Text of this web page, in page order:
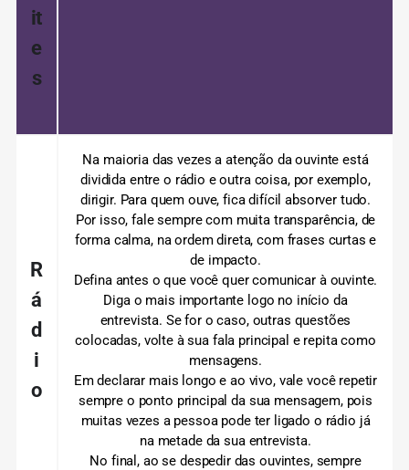
it
e
s
R
á
d
i
o
Na maioria das vezes a atenção da ouvinte está
dividida entre o rádio e outra coisa, por exemplo,
dirigir. Para quem ouve, fica difícil absorver tudo.
Por isso, fale sempre com muita transparência, de
forma calma, na ordem direta, com frases curtas e
de impacto.
Defina antes o que você quer comunicar à ouvinte.
Diga o mais importante logo no início da
entrevista. Se for o caso, outras questões
colocadas, volte à sua fala principal e repita como
mensagens.
Em declarar mais longo e ao vivo, vale você repetir
sempre o ponto principal da sua mensagem, pois
muitas vezes a pessoa pode ter ligado o rádio já
na metade da sua entrevista.
No final, ao se despedir das ouvintes, sempre